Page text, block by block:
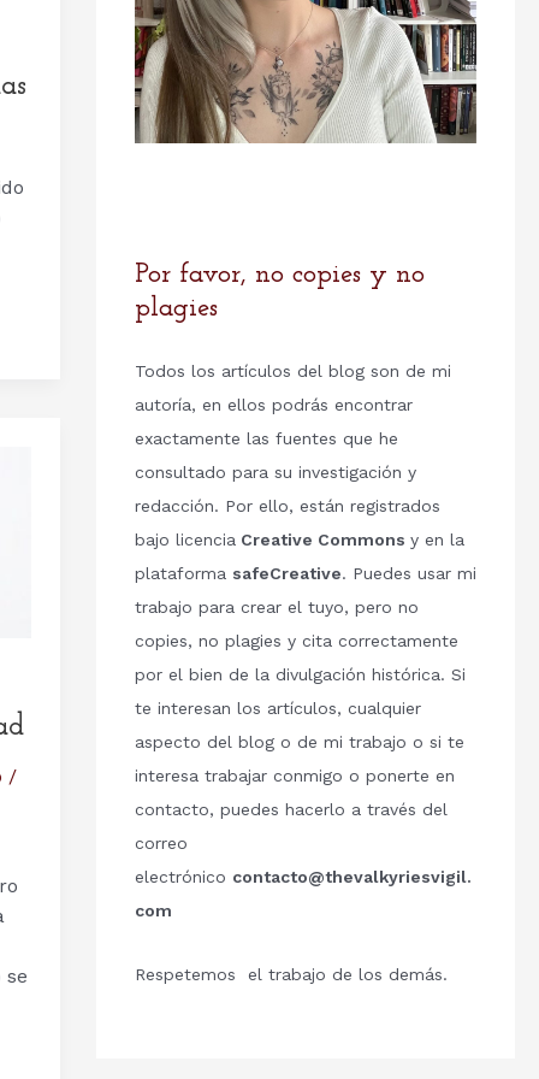
/
se
Por favor, no copies y no
plagies
Todos los artículos del blog son de mi
autoría, en ellos podrás encontrar
exactamente las fuentes que he
consultado para su investigación y
redacción. Por ello, están registrados
bajo licencia Creative Commons y en la
plataforma safeCreative. Puedes usar mi
trabajo para crear el tuyo, pero no
copies, no plagies y cita correctamente
por el bien de la divulgación histórica. Si
te interesan los artículos, cualquier
aspecto del blog o de mi trabajo o si te
interesa trabajar conmigo o ponerte en
contacto, puedes hacerlo a través del
correo
electrónico contacto@thevalkyriesvigil.
com
Respetemos el trabajo de los demás.